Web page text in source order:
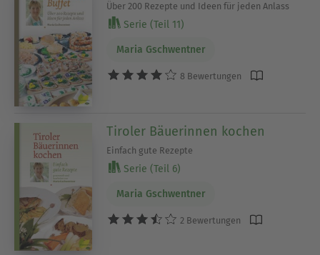
Über 200 Rezepte und Ideen für jeden Anlass
Serie (Teil 11)
Maria Gschwentner
8 Bewertungen
Tiroler Bäuerinnen kochen
Einfach gute Rezepte
Serie (Teil 6)
Maria Gschwentner
2 Bewertungen